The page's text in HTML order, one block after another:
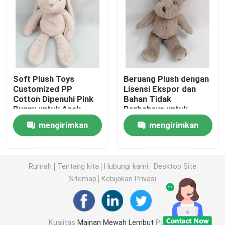
Boneka Mainan Mewah
Mainan Mewah Kartun
Mainan Boneka Maskot
Boneka Binatang yang Menenangkan
Set Tempat Tidur Bayi
302 setTimeout("javascript:location.href='https://
Soft Plush Toys
Customized PP
Cotton Dipenuhi Pink
Bunny untuk Anak-
anak Bermain
mengirimkan
Beruang Plush dengan
Lisensi Ekspor dan
Bahan Tidak
Berbahaya untuk
Dekorasi Rumah
mengirimkan
Rumah Tentang kita Hubungi kami
Desktop Site
Sitemap
Kebijakan Privasi
Kualitas Mainan Mewah Lembut Pabrik